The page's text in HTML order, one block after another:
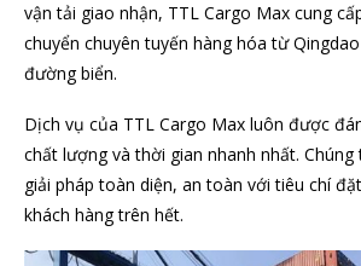
vận tải giao nhận, TTL Cargo Max cung
chuyển chuyên tuyến hàng hóa từ
đường biển.
Dịch vụ của TTL Cargo Max luôn được
chất lượng và thời gian nhanh nhất.
giải pháp toàn diện, an toàn với tiêu chí
khách hàng trên hết.